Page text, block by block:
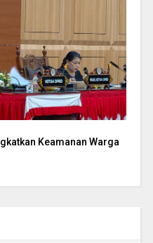
Keamanan Warga